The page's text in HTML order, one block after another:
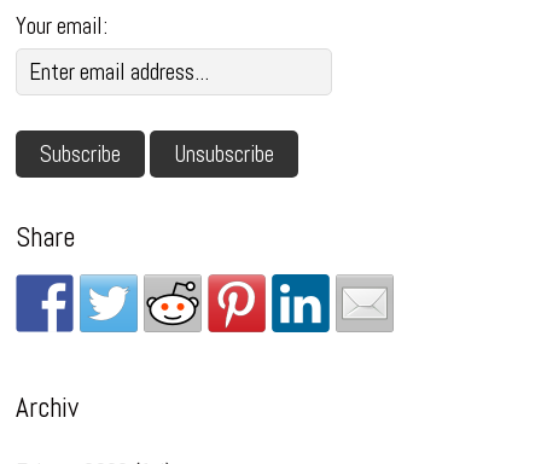
Your email:
Share
Archiv